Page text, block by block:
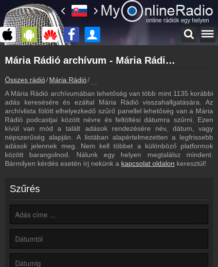
myonlineradio.hu
Mária Rádió
Vissza a Mária Rádió oldalára
Bejelentkezés
Hozz létre saját fiókot!
Most szól
Tudd meg mi szólt eddig
Frekvenciák
Mária Rádió frekvencia
Mária Rádió műsorai
Hírek
Mária Rádió kapcsolatos hírek
Kapcsolat
Írj nekünk!
Partnerek
Rádiós partnerek
Mária Rádió archívum - Mária Rádió podcasts - Mária Rádió visszahallgatás
Összes rádió Mária Rádió
A Mária Rádió archívumában lehetőség van több mint 1135 korábbi
adás keresésére és ezáltal Mária Rádió visszahallgatására. Az
archívlista fölött elhelyezkedő szűrő panellel lehetőség van a Mária
Rádió podcastjai között névre és feltöltési dátumra szűrni. Ezen
kívül van mód a talált adások rendezésére név, dátum, vagy
népszerűség alapján. A listában alapértelmezetten a legfrissebb
adások jelennek meg. Nem kell többet a különböző platformok
között barangolnod. Nálunk egy helyen megtalálsz mindent.
Bármilyen kérdés esetén írj nekünk a kapcsolat oldalon keresztül!
Szűrés